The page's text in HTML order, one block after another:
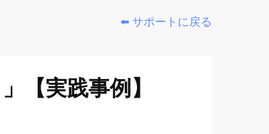
⬅️ サポートに戻る
【実践事例】